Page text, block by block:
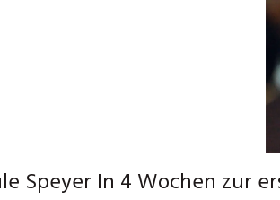
Speyer In 4 Wochen zur